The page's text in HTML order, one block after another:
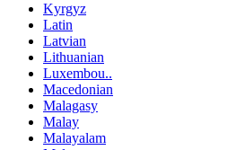
Kyrgyz
Latin
Latvian
Lithuanian
Luxembou..
Macedonian
Malagasy
Malay
Malayalam